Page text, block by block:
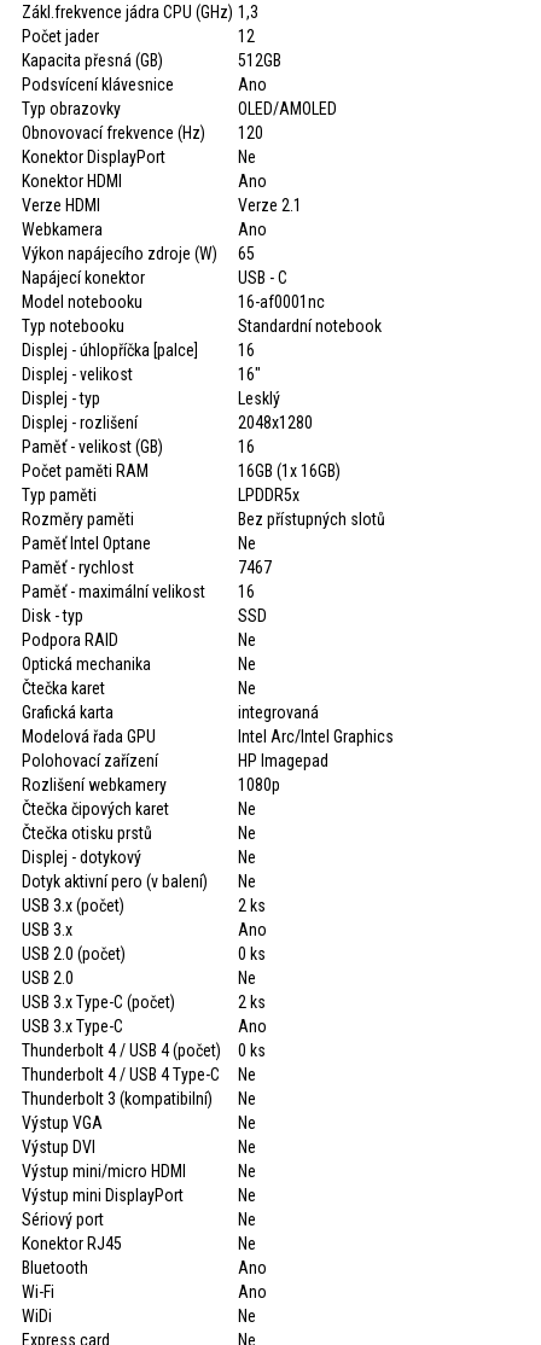
Zákl.frekvence jádra CPU (GHz) 1,3
Počet jader
12
Kapacita přesná (GB)
512GB
Podsvícení klávesnice
Ano
Typ obrazovky
OLED/AMOLED
Obnovovací frekvence (Hz)
120
Konektor DisplayPort
Ne
Konektor HDMI
Ano
Verze HDMI
Verze 2.1
Webkamera
Ano
Výkon napájecího zdroje (W)
65
Napájecí konektor
USB - C
Model notebooku
16-af0001nc
Typ notebooku
Standardní notebook
Displej - úhlopříčka [palce]
16
Displej - velikost
16"
Displej - typ
Lesklý
Displej - rozlišení
2048x1280
Paměť - velikost (GB)
16
Počet paměti RAM
16GB (1x 16GB)
Typ paměti
LPDDR5x
Rozměry paměti
Bez přístupných slotů
Paměť Intel Optane
Ne
Paměť - rychlost
7467
Paměť - maximální velikost
16
Disk - typ
SSD
Podpora RAID
Ne
Optická mechanika
Ne
Čtečka karet
Ne
Grafická karta
integrovaná
Modelová řada GPU
Intel Arc/Intel Graphics
Polohovací zařízení
HP Imagepad
Rozlišení webkamery
1080p
Čtečka čipových karet
Ne
Čtečka otisku prstů
Ne
Displej - dotykový
Ne
Dotyk aktivní pero (v balení)
Ne
USB 3.x (počet)
2 ks
USB 3.x
Ano
USB 2.0 (počet)
0 ks
USB 2.0
Ne
USB 3.x Type-C (počet)
2 ks
USB 3.x Type-C
Ano
Thunderbolt 4 / USB 4 (počet)
0 ks
Thunderbolt 4 / USB 4 Type-C
Ne
Thunderbolt 3 (kompatibilní)
Ne
Výstup VGA
Ne
Výstup DVI
Ne
Výstup mini/micro HDMI
Ne
Výstup mini DisplayPort
Ne
Sériový port
Ne
Konektor RJ45
Ne
Bluetooth
Ano
Wi-Fi
Ano
WiDi
Ne
Express card
Ne